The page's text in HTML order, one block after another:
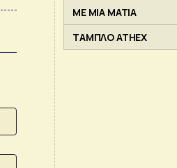
ΜΕ ΜΙΑ ΜΑΤΙΑ
ΤΑΜΠΛΟ ATHEX